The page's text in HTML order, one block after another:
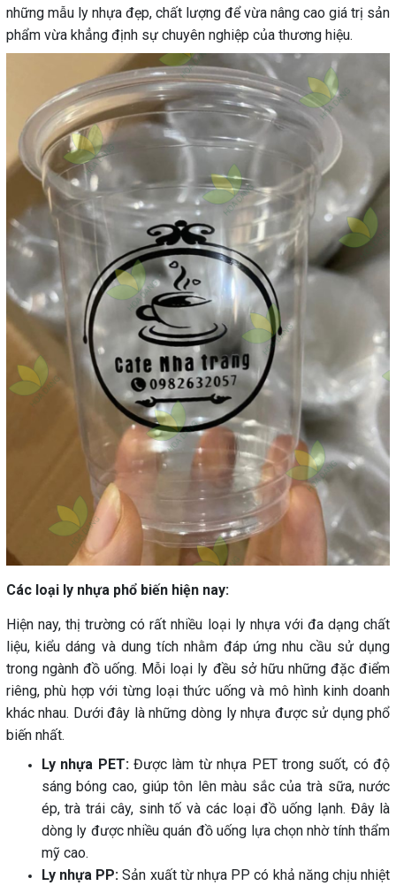
những mẫu ly nhựa đẹp, chất lượng để vừa nâng cao giá trị sản
phẩm vừa khẳng định sự chuyên nghiệp của thương hiệu.
Các loại ly nhựa phổ biến hiện nay:
Hiện nay, thị trường có rất nhiều loại ly nhựa với đa dạng chất
liệu, kiểu dáng và dung tích nhằm đáp ứng nhu cầu sử dụng
trong ngành đồ uống. Mỗi loại ly đều sở hữu những đặc điểm
riêng, phù hợp với từng loại thức uống và mô hình kinh doanh
khác nhau. Dưới đây là những dòng ly nhựa được sử dụng phổ
biến nhất.
Ly nhựa PET:Được làm từ nhựa PET trong suốt, có độ
sáng bóng cao, giúp tôn lên màu sắc của trà sữa, nước
ép, trà trái cây, sinh tố và các loại đồ uống lạnh. Đây là
dòng ly được nhiều quán đồ uống lựa chọn nhờ tính thẩm
mỹ cao.
Ly nhựa PP: Sản xuất từ nhựa PP có khả năng chịu nhiệt